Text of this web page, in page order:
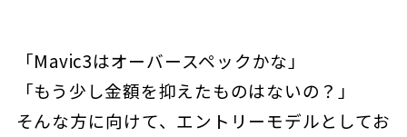
「Mavic3はオーバースペックかな」
「もう少し金額を抑えたものはないの？」
そんな方に向けて、エントリーモデルとしてお